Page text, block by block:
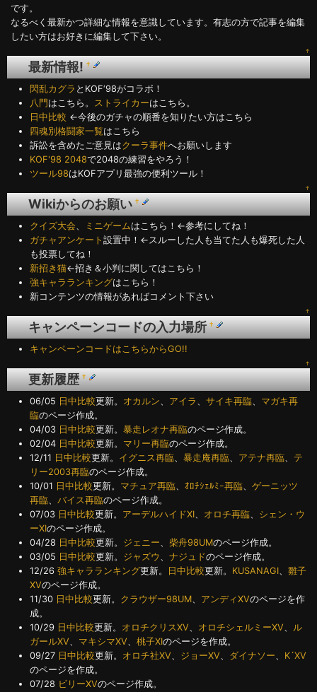
です。
なるべく最新かつ詳細な情報を意識しています。有志の方で記事を編集
したい方はお好きに編集して下さい。
↑
最新情報!†
閃乱カグラ とKOF‘98がコラボ！
八門 はこちら。 ストライカーはこちら。
日中比較 ←今後のガチャの順番を知りたい方はこちら
四魂別格闘家一覧はこちら
訴訟を含めたご意見はクーラ事件へお願いします
KOF'98 2048で2048の練習をやろう！
ツール98はKOFアプリ最強の便利ツール！
↑
Wikiからのお願い†
クイズ大会、 ミニゲームはこちら！←参考にしてね！
ガチャアンケート 設置中！←スルーした人も当てた人も爆死した人
も投票してね！
新招き猫←招き＆小判に関してはこちら！
強キャラランキングはこちら！
新コンテンツの情報があればコメント下さい
↑
キャンペーンコードの入力場所†
キャンペーンコードはこちらからGO!!
↑
更新履歴†
06/05 日中比較更新。 オカルン、 アイラ 、 サイキ再臨、 マガキ再
臨のページ作成。
04/03 日中比較更新。 暴走レオナ再臨のページ作成。
02/04 日中比較更新。 マリー再臨のページ作成。
12/11 日中比較更新。 イグニス再臨、 暴走庵再臨、 アテナ再臨、 テ
リー2003再臨のページ作成。
10/01 日中比較更新。 マチュア再臨、 ｵﾛﾁｼｪﾙﾐｰ再臨、 ゲーニッツ
再臨、 バイス再臨のページ作成。
07/03 日中比較更新。 アーデルハイドXI、 オロチ再臨、 シェン・ウ
ーXIのページ作成。
04/28 日中比較更新。 ジェニー、 柴舟98UMのページ作成。
03/05 日中比較更新。 ジャズウ 、 ナジュドのページ作成。
12/26 強キャラランキング更新。 日中比較更新。 KUSANAGI、 雛子
XVのページ作成。
11/30 日中比較更新。 クラウザー98UM、 アンディXVのページを作
成。
10/29 日中比較更新。 オロチクリスXV、 オロチシェルミーXV、 ル
ガールXV、 マキシマXV、 桃子XIのページを作成。
09/27 日中比較更新。 オロチ社XV、 ジョーXV、 ダイナソー、 K´XV
のページを作成。
07/28 ビリーXVのページ作成。